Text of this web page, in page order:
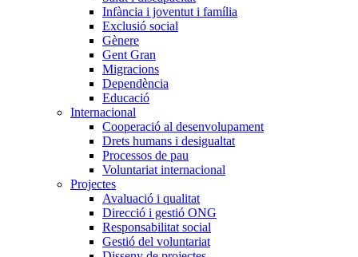
Infància i joventut i família
Exclusió social
Gènere
Gent Gran
Migracions
Dependència
Educació
Internacional
Cooperació al desenvolupament
Drets humans i desigualtat
Processos de pau
Voluntariat internacional
Projectes
Avaluació i qualitat
Direcció i gestió ONG
Responsabilitat social
Gestió del voluntariat